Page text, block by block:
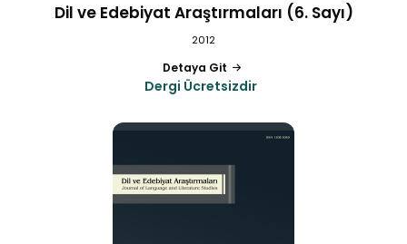
Dil ve Edebiyat Araştırmaları (6. Sayı)
2012
Detaya Git
Dergi Ücretsizdir